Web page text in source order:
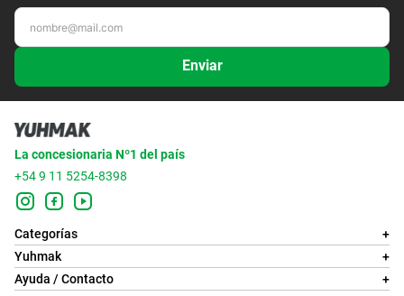
Enviar
La concesionaria Nº1 del país
+54 9 11 5254-8398
Categorías
+
Yuhmak
+
Ayuda / Contacto
+